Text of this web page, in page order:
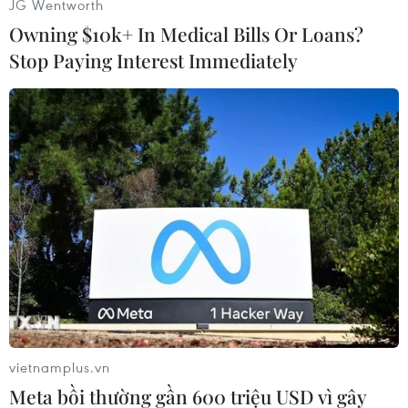
#Video #Thủy điện Rào Trăng 3
#Tìm kiếm cứu nạn
#Người mất tích
#Sự cố đặc biệt nghiêm trọng
TP. Huế
JG Wentworth
Owning $10k+ In Medical Bills Or Loans?
Stop Paying Interest Immediately
vietnamplus.vn
Meta bồi thường gần 600 triệu USD vì gây